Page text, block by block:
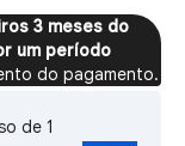
3 meses do
um período
do pagamento.
de 1